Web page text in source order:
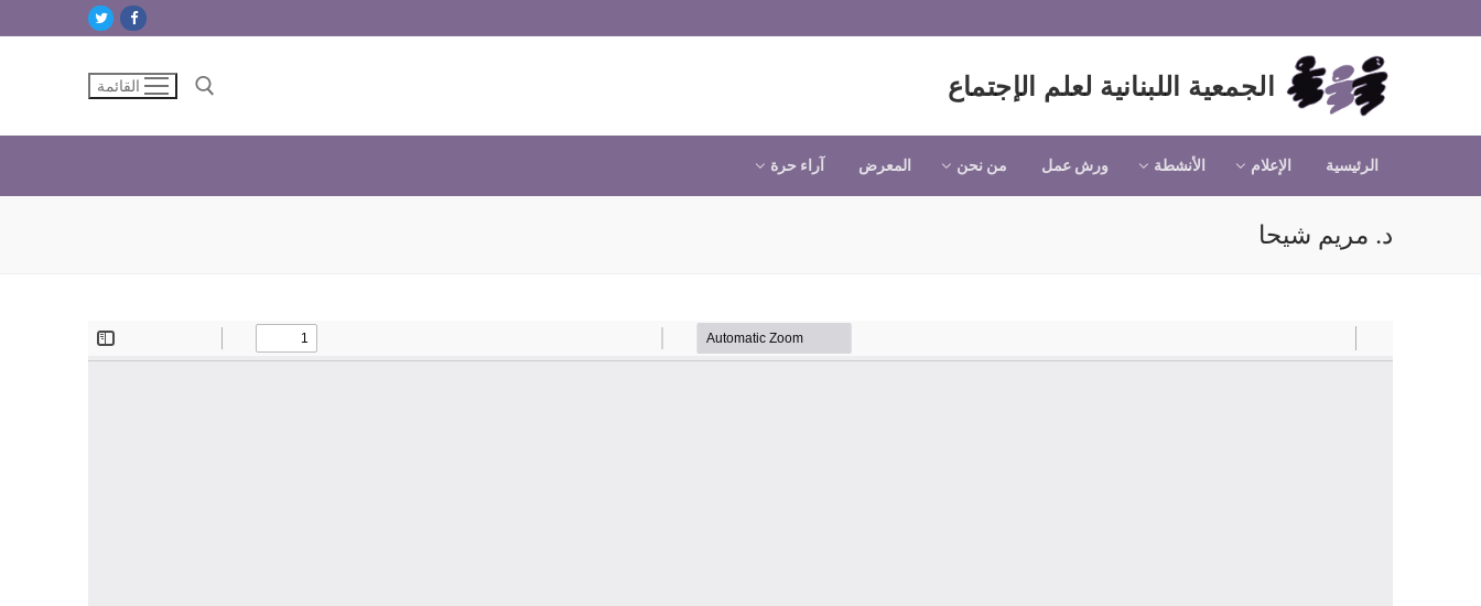
إلى
الجمعية اللبنانية لعلم الإجتماع القائمة
الرئيسية الإعلام الأنشطة ورش عمل من نحن المعرض آراء حرة
د. مريم شيحا